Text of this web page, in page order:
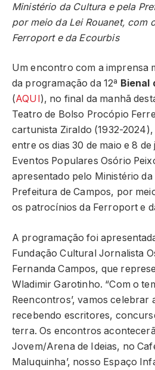
Ministério da Cultura e pela
por meio da Lei Rouanet, com
Ferroport e da Ecourbis
Um encontro com a imprensa
da programação da 12ª Bienal
(AQUI ), no final da manhã
Teatro de Bolso Procópio
cartunista Ziraldo (1932-
entre os dias 30 de maio e 8
Eventos Populares Osório
apresentado pelo Ministério
Prefeitura de Campos, por
os patrocínios da Ferroport e
A programação foi
Fundação Cultural Jornalista
Fernanda Campos, que
Wladimir Garotinho. “Com o
Reencontros’, vamos celebrar
recebendo escritores,
terra. Os encontros
Jovem/Arena de Ideias, no
Maluquinha’, nosso Espaço